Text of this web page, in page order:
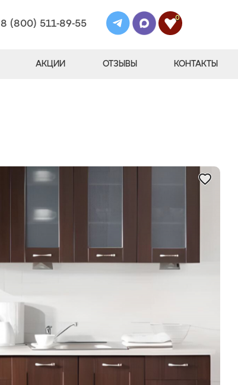
8 (800) 511-89-55
0
АКЦИИ ОТЗЫВЫ КОНТАКТЫ